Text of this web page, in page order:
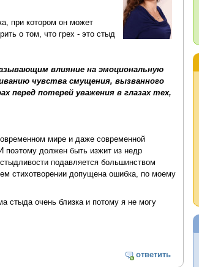
при котором он может
о том, что грех - это стыд
влияние на эмоциональную
чувства смущения, вызванного
перед потерей уважения в глазах тех,
мире и даже современной
поэтому должен быть изжит из недр
подавляется большинством
стихотворении допущена ошибка, по моему
стыда очень близка и потому я не могу
ответить